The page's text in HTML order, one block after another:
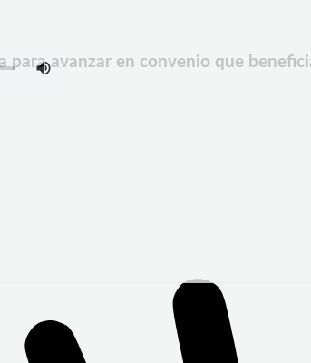
para avanzar en convenio que